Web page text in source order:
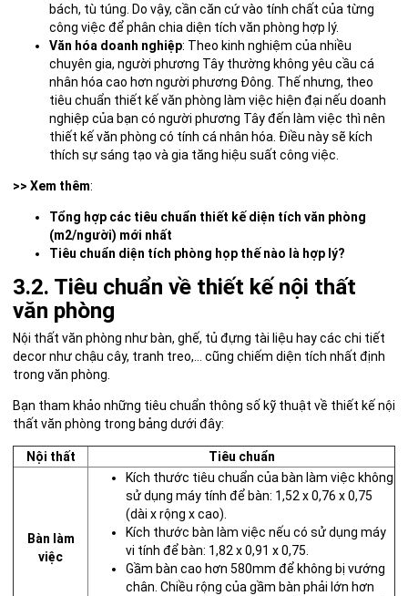
bách, tù túng. Do vậy, cần căn cứ vào tính chất của từng
công việc để phân chia diện tích văn phòng hợp lý.
Văn hóa doanh nghiệp: Theo kinh nghiệm của nhiều
chuyên gia, người phương Tây thường không yêu cầu cá
nhân hóa cao hơn người phương Đông. Thế nhưng, theo
tiêu chuẩn thiết kế văn phòng làm việc hiện đại nếu doanh
nghiệp của bạn có người phương Tây đến làm việc thì nên
thiết kế văn phòng có tính cá nhân hóa. Điều này sẽ kích
thích sự sáng tạo và gia tăng hiệu suất công việc.
>> Xem thêm:
Tổng hợp các tiêu chuẩn thiết kế diện tích văn phòng
(m2/người) mới nhất
Tiêu chuẩn diện tích phòng họp thế nào là hợp lý?
3.2. Tiêu chuẩn về thiết kế nội thất
văn phòng
Nội thất văn phòng như bàn, ghế, tủ đựng tài liệu hay các chi tiết
decor như chậu cây, tranh treo,… cũng chiếm diện tích nhất định
trong văn phòng.
Bạn tham khảo những tiêu chuẩn thông số kỹ thuật về thiết kế nội
thất văn phòng trong bảng dưới đây:
Nội thất Tiêu chuẩn
Bàn làm
việc
Kích thước tiêu chuẩn của bàn làm việc không
sử dụng máy tính để bàn: 1,52 x 0,76 x 0,75
(dài x rộng x cao).
Kích thước bàn làm việc nếu có sử dụng máy
vi tính để bàn: 1,82 x 0,91 x 0,75.
Gầm bàn cao hơn 580mm để không bị vướng
chân. Chiều rộng của gầm bàn phải lớn hơn